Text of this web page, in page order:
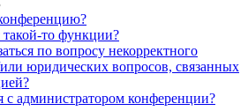
такой-то функции?
по вопросу некорректного
юридических вопросов, связанных
с администратором конференции?